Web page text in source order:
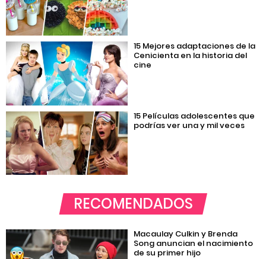
15 Mejores adaptaciones de la
Cenicienta en la historia del
cine
15 Películas adolescentes que
podrías ver una y mil veces
RECOMENDADOS
Macaulay Culkin y Brenda
Song anuncian el nacimiento
de su primer hijo